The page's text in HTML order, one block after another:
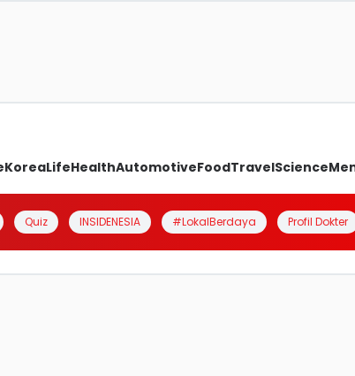
KoreaLifeHealthAutomotiveFoodTravelScience
Quiz INSIDENESIA #LokalBerdaya Profil Dokter